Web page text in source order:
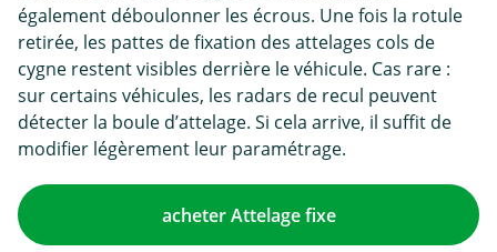
également déboulonner les écrous. Une fois la rotule
retirée, les pattes de fixation des attelages cols de
cygne restent visibles derrière le véhicule. Cas rare :
sur certains véhicules, les radars de recul peuvent
détecter la boule d’attelage. Si cela arrive, il suffit de
modifier légèrement leur paramétrage.
acheter Attelage fixe